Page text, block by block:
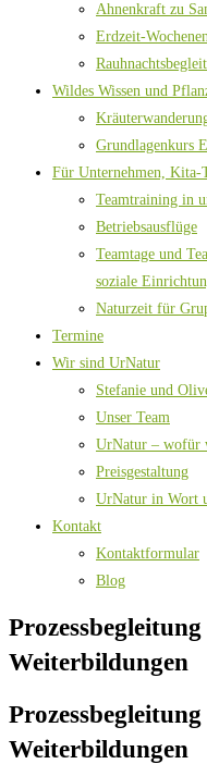
Ahnenkraft zu
Erdzeit-
Wildes Wissen und
Grundlagenkurs
Für Unternehmen, Kita-
Teamtraining in
Betriebsausflüge
Teamtage und
soziale
Naturzeit für
Termine
Wir sind UrNatur
Stefanie und
Unser Team
UrNatur – wofür
Preisgestaltung
UrNatur in Wort
Kontakt
Kontaktformular
Blog
Weiterbildungen
Weiterbildungen